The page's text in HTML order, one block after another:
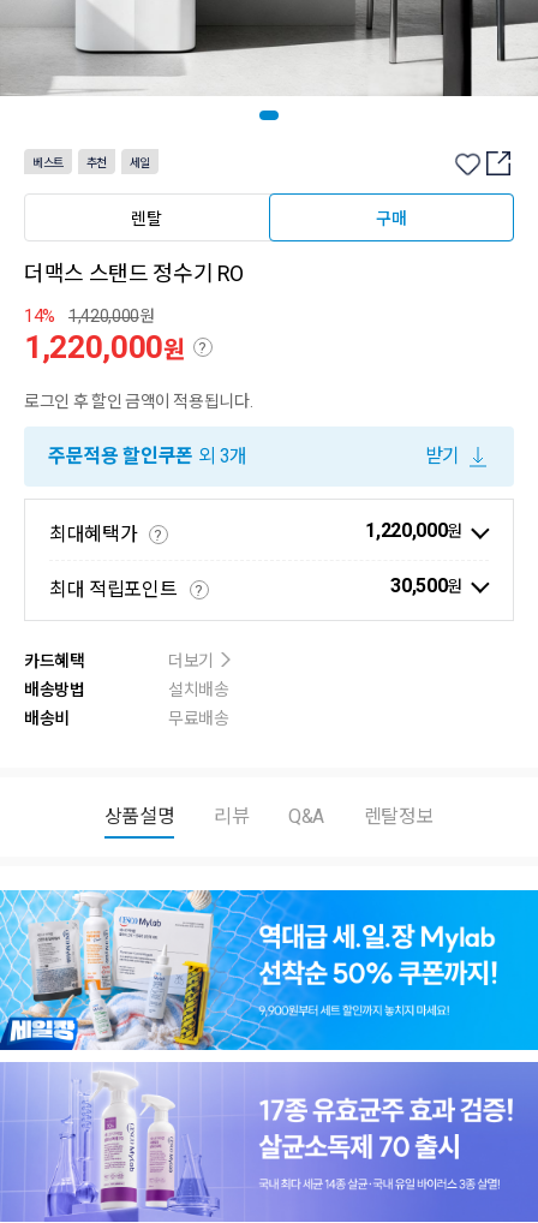
베스트 추천 세일
렌탈 구매
더맥스 스탠드 정수기 RO
14% 1,420,000원
1,220,000원 ?
로그인 후 할인 금액이 적용됩니다.
주문적용 할인쿠폰 외 3개 받기
최대혜택가 ? 1,220,000원
최대 적립포인트 ? 30,500원
카드혜택
더보기
배송방법
설치배송
배송비
무료배송
상품설명 리뷰 Q&A 렌탈정보